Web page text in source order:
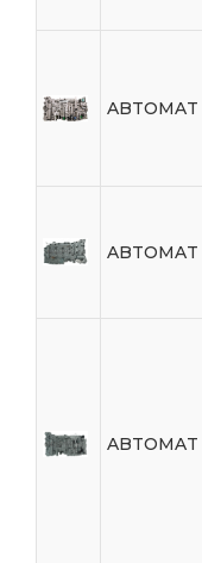
ABTOMAT
ABTOMAT
ABTOMAT